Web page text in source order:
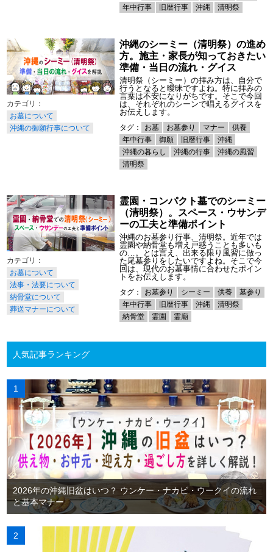
年中行事
旧暦行事 沖縄 清明祭
お墓について
沖縄の御願行事について
沖縄のシーミー（清明祭）の進め
方。施主・家長が知っておきたい
準備・当日の流れ・グイス
清明祭（シーミー）の拝み方は、自分で
行うとなると曖昧ですよね。特に拝みの
言葉は不安になりがちです。そこで今回
は、それぞれのシーンで唱えるグイスを
お伝えします。
タグ： お墓 お墓参り マナー
供養
年中行事
御願 旧暦行事
沖縄
沖縄の暮らし
沖縄の行事
沖縄の風習
清明祭
お墓について
法事・法要について
納骨堂について
葬送マナーについて
霊園・コンパクト墓でのシーミー
（清明祭）。スペース・ウサンデ
ーの工夫と準備ポイント
沖縄のお墓参り行事、清明祭。近年では
霊園や納骨堂も増え戸惑うことも多いも
の…。とは言え、出来る限り風習に倣っ
た尾墓参りをしたいですよね。そこで今
回は、現代のお墓事情に合わせたポイン
トをお伝えします。
タグ： お墓参り シーミー 供養
墓参り
年中行事
旧暦行事 沖縄
清明祭
納骨堂
霊園 霊廟
人気記事ランキング
2026年の沖縄旧盆はいつ？ ウンケー・ナカビ・ウークイの流れ
と基本マナー